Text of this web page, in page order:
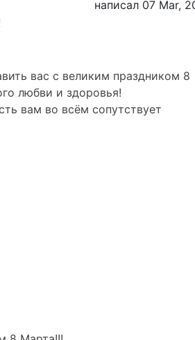
написал 07 Mar,
вас с великим праздником 8
любви и здоровья!
вам во всём сопутствует